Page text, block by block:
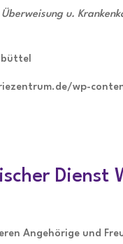
Überweisung u.
wp-
Dienst
Angehörige und